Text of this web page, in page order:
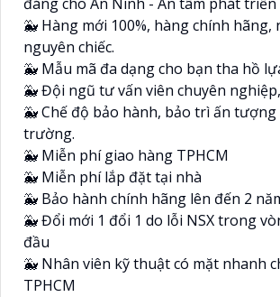
đáng cho An Ninh - An tâm phát triển
🐳 Hàng mới 100%, hàng chính hãng,
nguyên chiếc.
🐳 Mẫu mã đa dạng cho bạn tha hồ
🐳 Đội ngũ tư vấn viên chuyên
🐳 Chế độ bảo hành, bảo trì ấn
trường.
🐳 Miễn phí giao hàng TPHCM
🐳 Miễn phí lắp đặt tại nhà
🐳 Bảo hành chính hãng lên đến 2
🐳 Đổi mới 1 đổi 1 do lỗi NSX trong
đầu
🐳 Nhân viên kỹ thuật có mặt nhanh
TPHCM